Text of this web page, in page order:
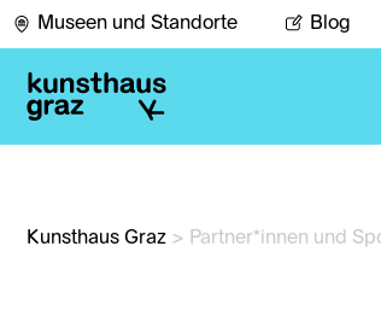
Museen und Standorte Blog
Kunsthaus Graz > Partner*innen und